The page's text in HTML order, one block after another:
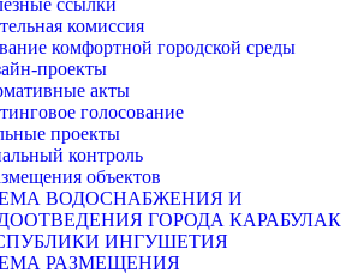
комиссия
комфортной городской среды
проекты
акты
голосование
проекты
контроль
объектов
ВОДОСНАБЖЕНИЯ И
ГОРОДА КАРАБУЛАК
ИНГУШЕТИЯ
РАЗМЕЩЕНИЯ